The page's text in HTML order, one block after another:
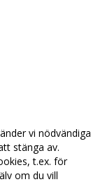
vi nödvändiga
stänga av.
t.ex. för
om du vill